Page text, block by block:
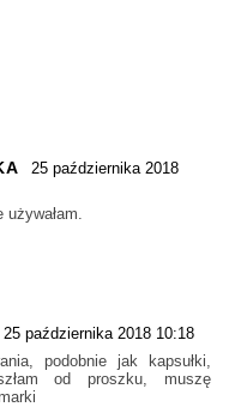
25 października 2018
25 października 2018 10:18
podobnie jak kapsułki,
od proszku, muszę